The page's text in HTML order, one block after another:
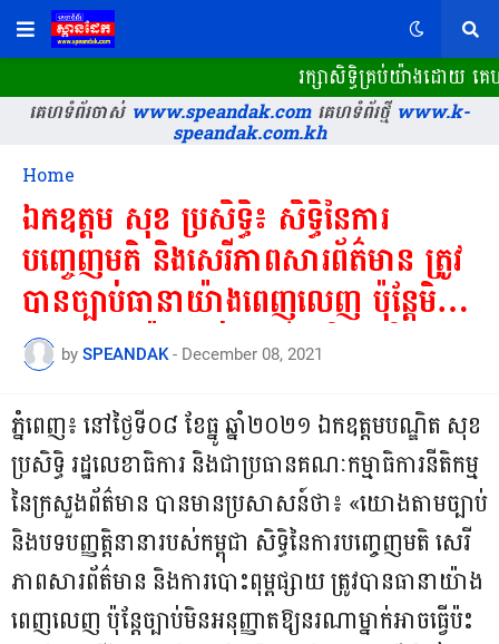
រក្សាសិទ្ធិគ្រប់យ៉ាងដោយ
គេហទំព័រចាស់www.speandak.comគេហទំព័រថ្មីwww.k-
speandak.com.kh
Home
ឯកឧត្តម សុខ ប្រសិទ្ធិ៖ សិទ្ធិនៃការ
បញ្ចេញមតិ និងសេរីភាពសារព័ត៌មាន ត្រូវ
បានច្បាប់ធានាយ៉ាងពេញលេញ ប៉ុន្តែមិន
អនុញ្ញាតឱ្យប៉ះពាល់អ្នកដទៃ និងសន្តិសុខ
ជាតិនោះទេ
by SPEANDAK - December 08, 2021
ភ្នំពេញ៖ នៅថ្ងៃទី០៨ ខែធ្នូ ឆ្នាំ២០២១ ឯកឧត្តមបណ្ឌិត សុខ
ប្រសិទ្ធិ រដ្ឋលេខាធិការ និងជាប្រធានគណៈកម្មាធិការនីតិកម្ម
នៃក្រសួងព័ត៌មាន បានមានប្រសាសន៍ថា៖ «យោងតាមច្បាប់
និងបទបញ្ញត្តិនានារបស់កម្ពុជា សិទ្ធិនៃការបញ្ចេញមតិ សេរី
ភាពសារព័ត៌មាន និងការបោះពុម្ពផ្សាយ ត្រូវបានធានាយ៉ាង
ពេញលេញ ប៉ុន្តែច្បាប់មិនអនុញ្ញាតឱ្យនរណាម្នាក់អាចធ្វើប៉ះ